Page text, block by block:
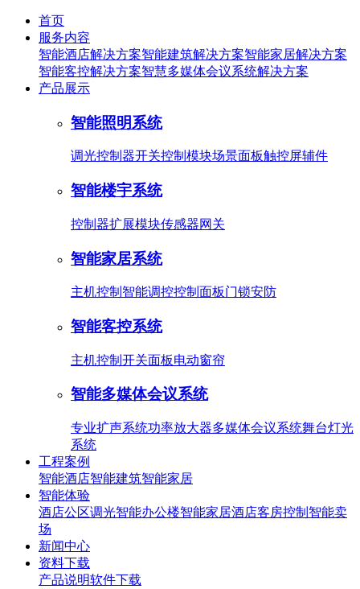
首页
服务内容
智能酒店解决方案智能建筑解决方案智能家居解决方案
智能客控解决方案智慧多媒体会议系统解决方案
产品展示
智能照明系统
调光控制器开关控制模块场景面板触控屏辅件
智能楼宇系统
控制器扩展模块传感器网关
智能家居系统
主机控制 智能调控控制面板门锁安防
智能客控系统
主机控制 开关面板电动窗帘
智能多媒体会议系统
专业扩声系统功率放大器多媒体会议系统舞台灯光
系统
工程案例
智能酒店智能建筑智能家居
智能体验
酒店公区调光智能办公楼智能家居酒店客房控制 智能卖
场
新闻中心
资料下载
产品说明软件下载